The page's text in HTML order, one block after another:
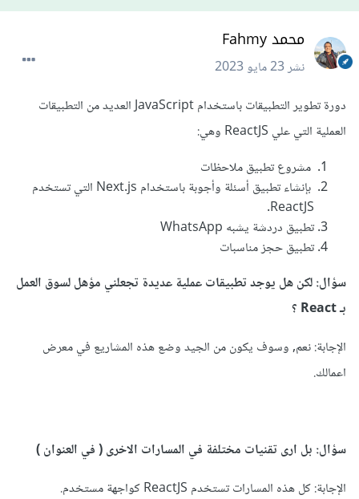
محمد Fahmy
نشر23 مايو 2023
دورة تطوير التطبيقات باستخدام JavaScript العديد من التطبيقات
العملية التي علي ReactJS وهي:
مشروع تطبيق ملاحظات
بإنشاء تطبيق أسئلة وأجوبة باستخدام Next.js التي تستخدم
ReactJS.
تطبيق دردشة يشبه WhatsApp
تطبيق حجز مناسبات
سؤال: لكن هل يوجد تطبيقات عملية عديدة تجعلني مؤهل لسوق العمل
بـ React ؟
الإجابة: نعم, وسوف يكون من الجيد وضع هذه المشاريع في معرض
اعمالك.
سؤال: بل ارى تقنيات مختلفة في المسارات الاخرى ( في العنوان )
الإجابة: كل هذه المسارات تستخدم ReactJS كواجهة مستخدم.